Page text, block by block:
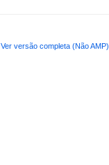
Ver versão completa (Não AMP)